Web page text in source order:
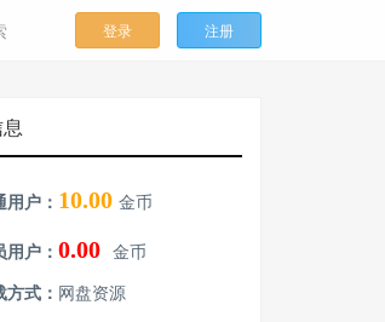
登录 注册
用户： 10.00 金币
用户： 0.00 金币
方式： 网盘资源